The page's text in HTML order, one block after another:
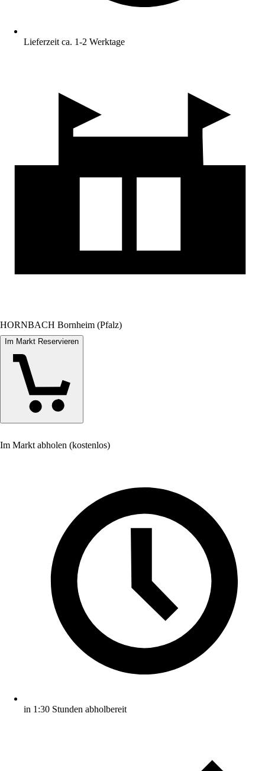
Lieferzeit ca. 1-2 Werktage
HORNBACH Bornheim (Pfalz)
Im Markt Reservieren
Im Markt abholen (kostenlos)
in 1:30 Stunden abholbereit